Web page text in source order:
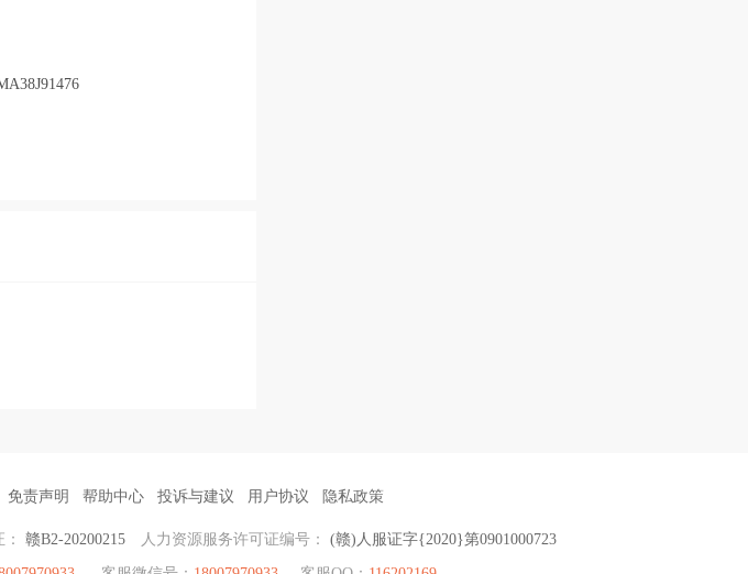
免责声明 帮助中心 投诉与建议 用户协议 隐私政策
赣B2-20200215 人力资源服务许可证编号： (赣)人服证字{2020}第0901000723